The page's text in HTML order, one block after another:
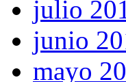
julio
junio
mayo